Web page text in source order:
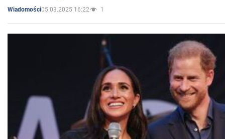
Wiadomości05.03.2025 16:22 1